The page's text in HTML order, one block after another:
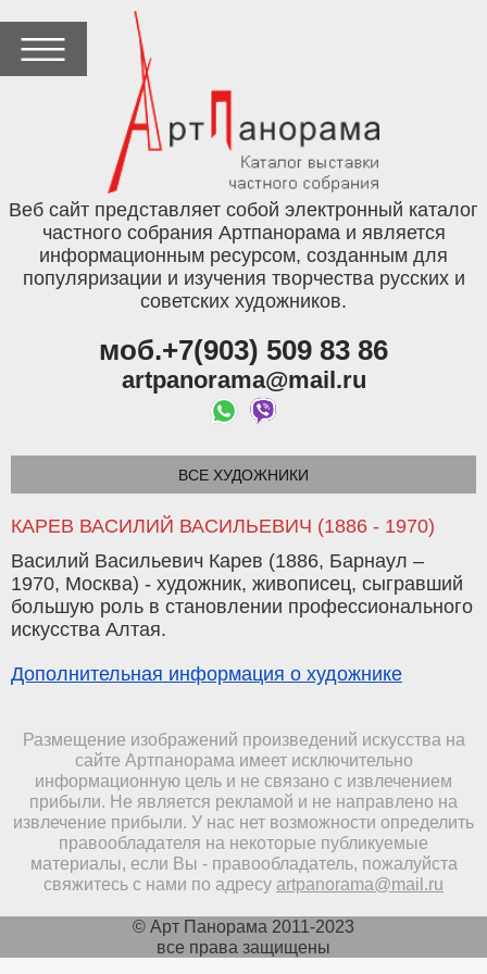
Веб сайт представляет собой электронный каталог
частного собрания Артпанорама и является
информационным ресурсом, созданным для
популяризации и изучения творчества русских и
советских художников.
моб.+7(903) 509 83 86
artpanorama@mail.ru
ВСЕ ХУДОЖНИКИ
КАРЕВ ВАСИЛИЙ ВАСИЛЬЕВИЧ (1886 - 1970)
Василий Васильевич Карев (1886, Барнаул –
1970, Москва) - художник, живописец, сыгравший
большую роль в становлении профессионального
искусства Алтая.
Дополнительная информация о художнике
Размещение изображений произведений искусства на
сайте Артпанорама имеет исключительно
информационную цель и не связано с извлечением
прибыли. Не является рекламой и не направлено на
извлечение прибыли. У нас нет возможности определить
правообладателя на некоторые публикуемые
материалы, если Вы - правообладатель, пожалуйста
свяжитесь с нами по адресу artpanorama@mail.ru
© Арт Панорама 2011-2023
все права защищены